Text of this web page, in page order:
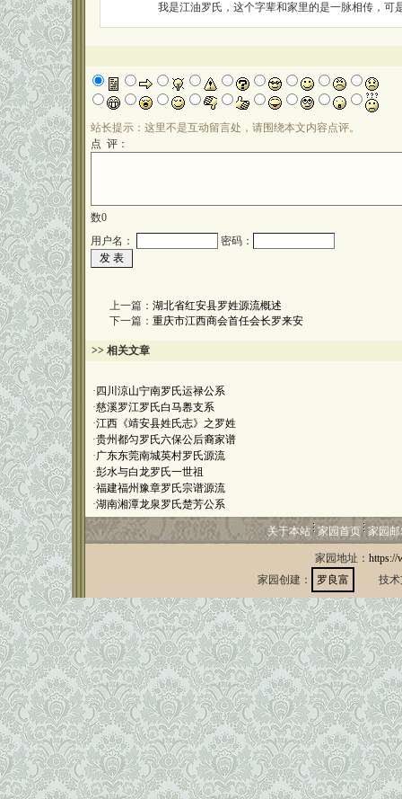
我是江油罗氏，这个字辈和家里的是一脉相传，可
站长提示：这里不是互动留言处，请围绕本文内容点评。
点 评：
数0
用户名：
密码：
上一篇： 湖北省红安县罗姓源流概述
下一篇： 重庆市江西商会首任会长罗来安
>> 相关文章
· 四川涼山宁南罗氏运禄公系
·慈溪罗江罗氏白马嶴支系
·江西《靖安县姓氏志》之罗姓
·贵州都匀罗氏六保公后裔家谱
·广东东莞南城英村罗氏源流
·彭水与白龙罗氏一世祖
·福建福州豫章罗氏宗谱源流
·湖南湘潭龙泉罗氏楚芳公系
关于本站 家园首页 家园
家园地址： https://
家园创建：
罗良富 技术